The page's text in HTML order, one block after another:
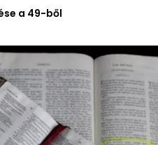
a 49-ből